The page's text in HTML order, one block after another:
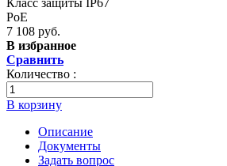
PoE
7 108 руб.
В избранное
Сравнить
Количество :
В корзину
Описание
Документы
Задать вопрос